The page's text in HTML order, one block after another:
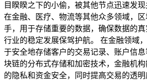
目睽睽之下的小偷，被其他节点迅速发现
在金融、医疗、物流等其他众多领域，
手，用于存储重要的数据，确保数据的
行业的稳定发展保驾护航。 在金融领域
于安全地存储客户的交易记录、账户信
块链的分布式存储和加密技术，金融机
的隐私和资金安全，同时提高交易的透